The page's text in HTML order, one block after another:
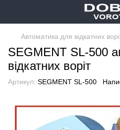
Автоматика для відкатних
SEGMENT SL-500
відкатних воріт
Артикул: SEGMENT SL-500